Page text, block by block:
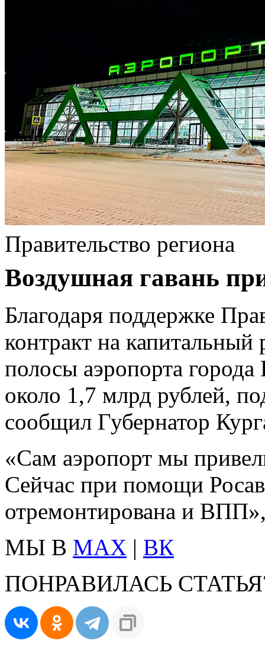
Правительство региона
Воздушная гавань
Благодаря поддержке
контракт на
полосы аэропорта
около 1,7 млрд рублей,
сообщил Губернатор
«Сам аэропорт мы
Сейчас при помощи
отремонтирована и
МЫ В MAX | ВК
ПОНРАВИЛАСЬ